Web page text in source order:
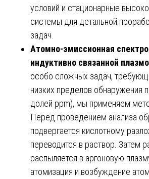
условий и стационарные
системы для детальной
задач.
Атомно-эмиссионная
индуктивно связанной
особо сложных задач,
низких пределов обнаружения
долей ppm), мы применяем
Перед проведением анализа
подвергается кислотному
переводится в раствор. Затем
распыляется в аргоновую
атомизация и возбуждение